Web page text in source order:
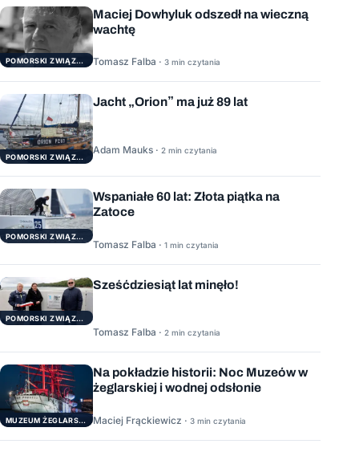
POMORSKI ZWIĄZEK ŻEGLARSKI
Maciej Dowhyluk odszedł na wieczną
wachtę
Tomasz Falba · 3 min czytania
POMORSKI ZWIĄZEK ŻEGLARSKI
Jacht „Orion” ma już 89 lat
Adam Mauks · 2 min czytania
POMORSKI ZWIĄZEK ŻEGLARSKI
Wspaniałe 60 lat: Złota piątka na
Zatoce
Tomasz Falba · 1 min czytania
POMORSKI ZWIĄZEK ŻEGLARSKI
Sześćdziesiąt lat minęło!
Tomasz Falba · 2 min czytania
MUZEUM ŻEGLARSTWA POMORSKIEGO
Na pokładzie historii: Noc Muzeów w
żeglarskiej i wodnej odsłonie
Maciej Frąckiewicz · 3 min czytania